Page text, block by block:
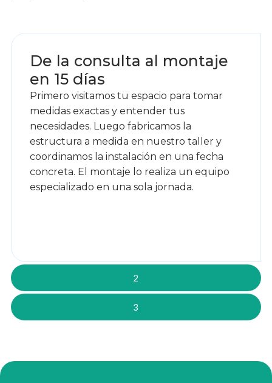
2
3
De la consulta al montaje
en 15 días
Primero visitamos tu espacio para tomar
medidas exactas y entender tus
necesidades. Luego fabricamos la
estructura a medida en nuestro taller y
coordinamos la instalación en una fecha
concreta. El montaje lo realiza un equipo
especializado en una sola jornada.